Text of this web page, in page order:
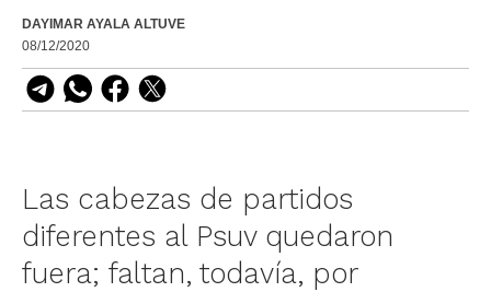
DAYIMAR AYALA ALTUVE
08/12/2020
Las cabezas de partidos
diferentes al Psuv quedaron
fuera; faltan, todavía, por